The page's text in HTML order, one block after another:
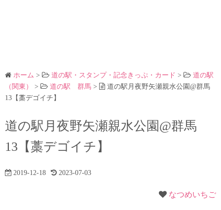
ホーム > 道の駅・スタンプ・記念きっぷ・カード >
道の駅
（関東）
> 道の駅 群馬 >
道の駅月夜野矢瀬親水公園@群馬
13【藁デゴイチ】
道の駅月夜野矢瀬親水公園@群馬
13【藁デゴイチ】
2019-12-18 2023-07-03
なつめいちご